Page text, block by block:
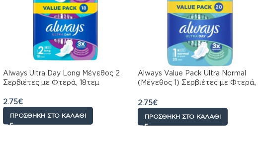
Always Ultra Day Long Μέγεθος 2
Σερβιέτες με Φτερά, 18τεμ
2.75€
ΠΡΟΣΘΉΚΗ ΣΤΟ ΚΑΛΆΘΙ
Always Value Pack Ultra Normal
(Μέγεθος 1) Σερβιέτες με Φτερά,
2.75€
ΠΡΟΣΘΉΚΗ ΣΤΟ ΚΑΛΆΘΙ